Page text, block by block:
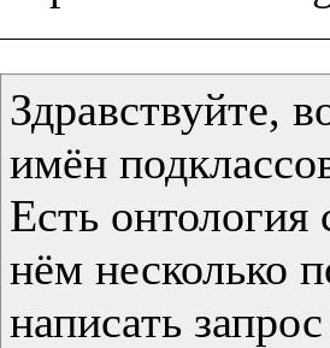
Здравствуйте,
имён
Есть
нём несколько
написать